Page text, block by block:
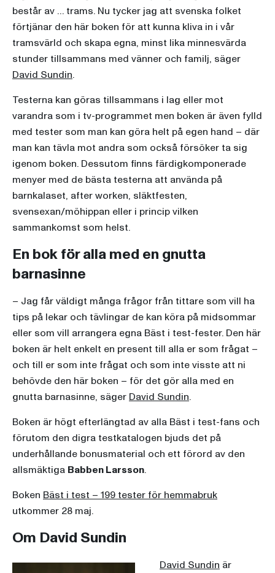
består av … trams. Nu tycker jag att svenska folket
förtjänar den här boken för att kunna kliva in i vår
tramsvärld och skapa egna, minst lika minnesvärda
stunder tillsammans med vänner och familj, säger
David Sundin.
Testerna kan göras tillsammans i lag eller mot
varandra som i tv-programmet men boken är även fylld
med tester som man kan göra helt på egen hand – där
man kan tävla mot andra som också försöker ta sig
igenom boken. Dessutom finns färdigkomponerade
menyer med de bästa testerna att använda på
barnkalaset, after worken, släktfesten,
svensexan/möhippan eller i princip vilken
sammankomst som helst.
En bok för alla med en gnutta
barnasinne
– Jag får väldigt många frågor från tittare som vill ha
tips på lekar och tävlingar de kan köra på midsommar
eller som vill arrangera egna Bäst i test-fester. Den här
boken är helt enkelt en present till alla er som frågat –
och till er som inte frågat och som inte visste att ni
behövde den här boken – för det gör alla med en
gnutta barnasinne, säger David Sundin.
Boken är högt efterlängtad av alla Bäst i test-fans och
förutom den digra testkatalogen bjuds det på
underhållande bonusmaterial och ett förord av den
allsmäktiga Babben Larsson.
Boken Bäst i test – 199 tester för hemmabruk
utkommer 28 maj.
Om David Sundin
David Sundin är